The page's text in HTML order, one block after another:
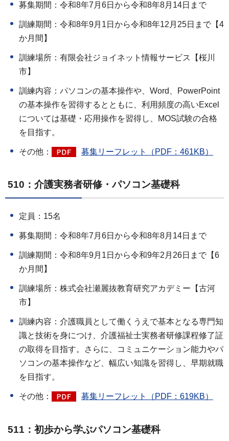
募集期間：令和8年7月6日から令和8年8月14日まで
訓練期間：令和8年9月1日から令和8年12月25日まで【4
か月間】
訓練場所：有限会社ジョイネット情報サービス【桜川
市】
訓練内容：パソコンの基本操作や、Word、PowerPoint
の基本操作を習得するとともに、利用頻度の高いExcel
については基礎・応用操作を習得し、MOS試験の合格
を目指す。
その他： 募集リーフレット（PDF：461KB）
510：介護実務者研修・パソコン基礎科
定員：15名
募集期間：令和8年7月6日から令和8年8月14日まで
訓練期間：令和8年9月1日から令和9年2月26日まで【6
か月間】
訓練場所：株式会社瀬麗抜教育研究アカデミー【古河
市】
訓練内容：介護職員として働くうえで基本となる専門知
識と技術を身につけ、介護福祉士実務者研修課程修了証
の取得を目指す。さらに、コミュニケーション能力やパ
ソコンの基本操作など、幅広い知識を習得し、早期就職
を目指す。
その他： 募集リーフレット（PDF：619KB）
511：初歩から学ぶパソコン基礎科